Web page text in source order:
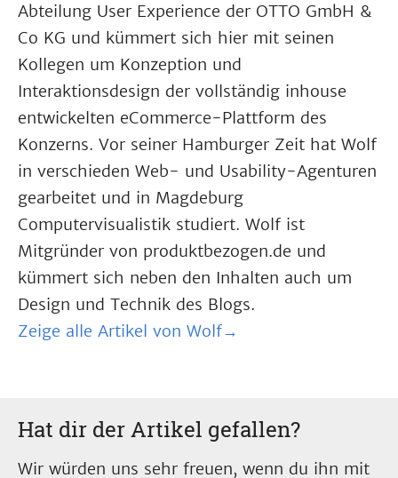
Abteilung User Experience der OTTO GmbH &
Co KG und kümmert sich hier mit seinen
Kollegen um Konzeption und
Interaktionsdesign der vollständig inhouse
entwickelten eCommerce-Plattform des
Konzerns. Vor seiner Hamburger Zeit hat Wolf
in verschieden Web- und Usability-Agenturen
gearbeitet und in Magdeburg
Computervisualistik studiert. Wolf ist
Mitgründer von produktbezogen.de und
kümmert sich neben den Inhalten auch um
Design und Technik des Blogs.
Zeige alle Artikel von Wolf→
Hat dir der Artikel gefallen?
Wir würden uns sehr freuen, wenn du ihn mit